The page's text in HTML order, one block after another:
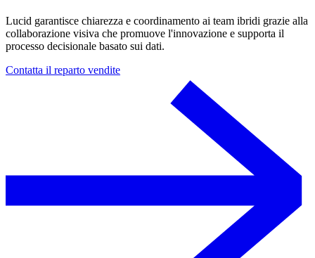
Lucid garantisce chiarezza e coordinamento ai team ibridi grazie alla
collaborazione visiva che promuove l'innovazione e supporta il
processo decisionale basato sui dati.
Contatta il reparto vendite